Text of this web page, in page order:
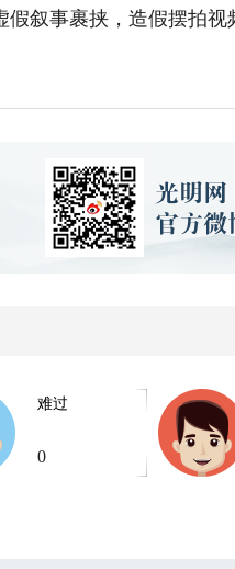
叙事裹挟，造假摆拍视
难过
0